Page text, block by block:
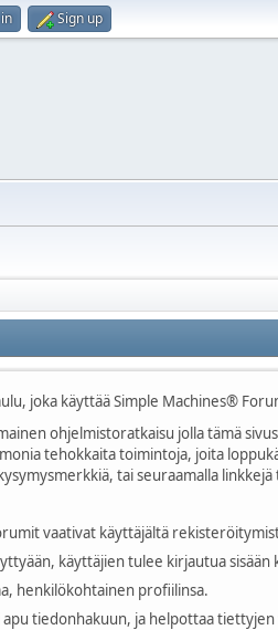
Sign up
joka käyttää Simple Machines®
ohjelmistoratkaisu jolla tämä
tehokkaita toimintoja, joita
tai seuraamalla
vaativat käyttäjältä
käyttäjien tulee kirjautua
henkilökohtainen profiilinsa.
tiedonhakuun, ja helpottaa